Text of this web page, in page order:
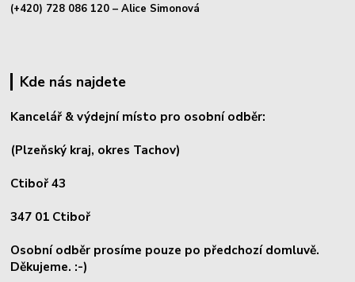
(+420) 728 086 120 – Alice Simonová
Kde nás najdete
Kancelář & výdejní místo pro osobní odběr:
(Plzeňský kraj, okres Tachov)
Ctiboř 43
347 01 Ctiboř
Osobní odběr prosíme pouze po předchozí domluvě.
Děkujeme. :-)